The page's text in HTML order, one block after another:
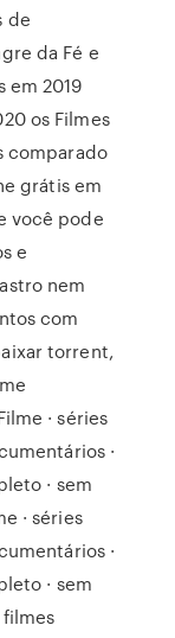
de
da Fé e
em 2019
os Filmes
comparado
grátis em
você pode
e
nem
com
torrent,
· séries
·
· sem
· séries
·
· sem